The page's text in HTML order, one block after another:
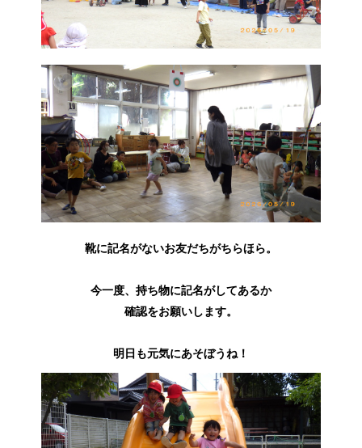
靴に記名がないお友だちがちらほら。
今一度、持ち物に記名がしてあるか
確認をお願いします。
明日も元気にあそぼうね！